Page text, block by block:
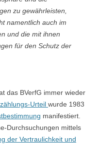
zu gewährleisten,
namentlich auch im
und die mit ihnen
für den Schutz der
das BVerfG immer wieder
Urteil wurde 1983
manifestiert.
Durchsuchungen mittels
der Vertraulichkeit und